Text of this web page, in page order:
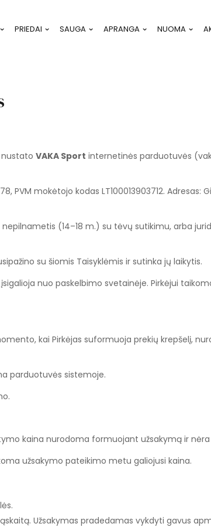
PRIEDAI SAUGA APRANGA NUOMA
nustatoVAKA Sport internetinės parduotuvės
PVM mokėtojo kodas LT100013903712. Adresas:
nepilnametis (14–18 m.) su tėvų sutikimu, arba
su šiomis Taisyklėmis ir sutinka jų laikytis.
įsigalioja nuo paskelbimo svetainėje. Pirkėjui
kai Pirkėjas suformuoja prekių krepšelį,
parduotuvės sistemoje.
kaina nurodoma formuojant užsakymą ir
užsakymo pateikimo metu galiojusi kaina.
Užsakymas pradedamas vykdyti gavus